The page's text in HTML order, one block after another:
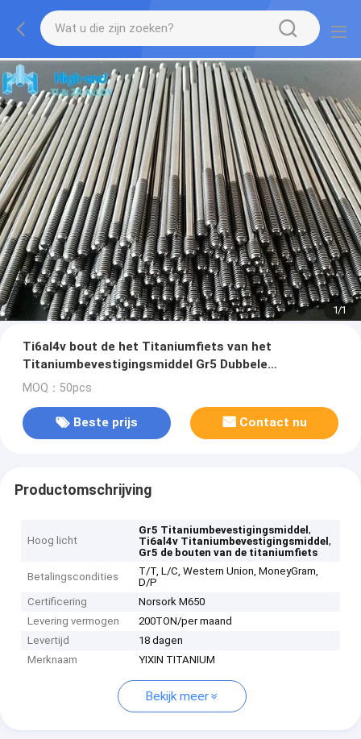
1/1
Ti6al4v bout de het Titaniumfiets van het
Titaniumbevestigingsmiddel Gr5 Dubbele
Beëindigenstomp vast
MOQ：50pcs
Beste prijs Contact nu
Productomschrijving
Hoog licht
Gr5 Titaniumbevestigingsmiddel,
Ti6al4v Titaniumbevestigingsmiddel,
Gr5 de bouten van de titaniumfiets
Betalingscondities
T/T, L/C, Western Union, MoneyGram,
D/P
Certificering
Norsork M650
Levering vermogen
200TON/per maand
Levertijd
18 dagen
Merknaam
YIXIN TITANIUM
Bekijk meer